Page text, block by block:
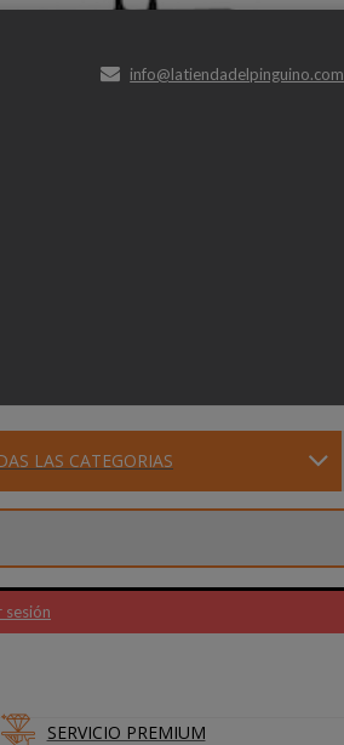
info@latiendadelpinguino.com
sesión
LAS CATEGORIAS
SERVICIO PREMIUM